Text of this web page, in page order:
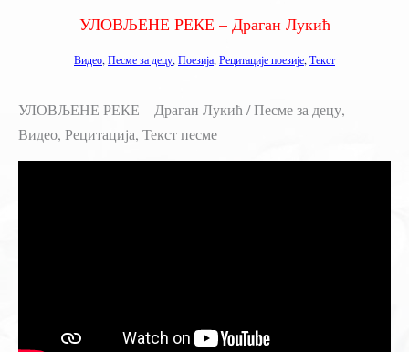
УЛОВЉЕНЕ РЕКЕ – Драган Лукић
Видео, Песме за децу, Поезија, Рецитације поезије, Текст
УЛОВЉЕНЕ РЕКЕ – Драган Лукић / Песме за децу,
Видео, Рецитација, Текст песме